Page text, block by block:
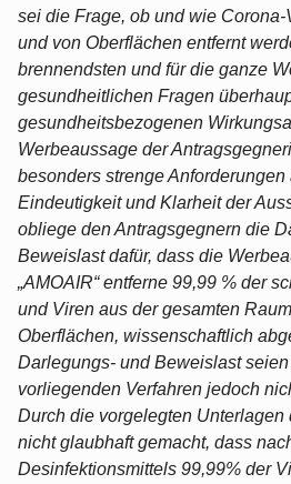
sei die Frage, ob und wie
und von Oberflächen entfernt
brennendsten und für die ganze
gesundheitlichen Fragen
gesundheitsbezogenen
Werbeaussage der
besonders strenge
Eindeutigkeit und Klarheit der
obliege den Antragsgegnern die
Beweislast dafür, dass die
„AMOAIR“ entferne 99,99 % der
und Viren aus der gesamten
Oberflächen, wissenschaftlich
Darlegungs- und Beweislast
vorliegenden Verfahren jedoch
Durch die vorgelegten Unterlagen
nicht glaubhaft gemacht, dass
Desinfektionsmittels 99,99% der